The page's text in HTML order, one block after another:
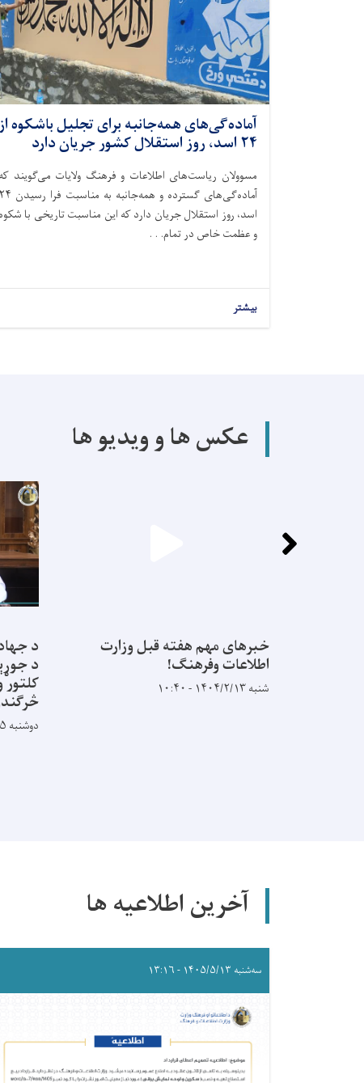
آماده‌گی‌‌های همه‌جانبه برای تجلیل باشکوه
۲۴ اسد، روز استقلال کشور جریان دارد
مسوولان ریاست‌های اطلاعات و فرهنگ ولایات می‌گویند که
آماده‌گی‌های گسترده و همه‌جانبه به مناسبت فرا رسیدن ۲۴
اسد، روز استقلال جریان دارد که این مناسبت تاریخی با شکوه
و عظمت خاص در تمام. . .
بیشتر
عکس ها و ویدیو ها
خبرهای مهم هفته قبل وزارت
اطلاعات وفرهنگ!
شنبه ۱۴۰۴/۲/۱۳ - ۱۰:۴۰
د
د
کلتور
دوشنبه ۱۴۰۳/۹/۵ - ۹:۳۱
آخرین اطلاعیه ها
سه‌شنبه ۱۴۰۵/۵/۱۳ - ۱۳:۱۶